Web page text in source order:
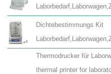
Dichtebestimmungs Kit
Thermodrucker für
thermal printer for